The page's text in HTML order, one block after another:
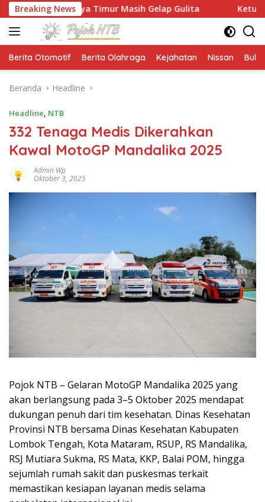
Langsung
ke
konten
Breaking News
Timur Masih Gelap Gulita Ketua HMPS Magister
Berita Otomotif Berita Olahraga Kejahatan Nissan
Beranda Headline
Headline, NTB
332 Tenaga Medis Dikerahkan
Kawal MotoGP Mandalika 2025
Admin Wp
Oktober 3, 2025
Pojok NTB – Gelaran MotoGP Mandalika 2025 yang
akan berlangsung pada 3–5 Oktober 2025 mendapat
dukungan penuh dari tim kesehatan. Dinas Kesehatan
Provinsi NTB bersama Dinas Kesehatan Kabupaten
Lombok Tengah, Kota Mataram, RSUP, RS Mandalika,
RSJ Mutiara Sukma, RS Mata, KKP, Balai POM, hingga
sejumlah rumah sakit dan puskesmas terkait
memastikan kesiapan layanan medis selama